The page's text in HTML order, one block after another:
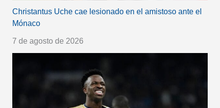
Christantus Uche cae lesionado en el amistoso ante el
Mónaco
7 de agosto de 2026